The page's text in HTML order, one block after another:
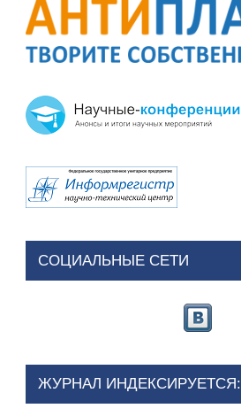
СОЦИАЛЬНЫЕ СЕТИ
ЖУРНАЛ ИНДЕКСИРУЕТСЯ: